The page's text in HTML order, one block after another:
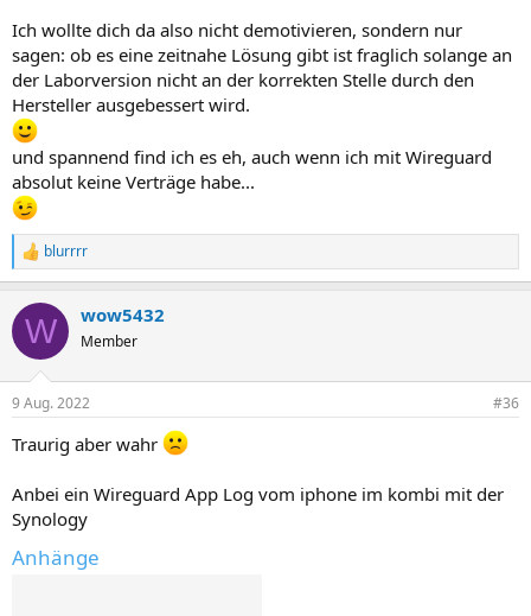
Ich wollte dich da also nicht demotivieren, sondern nur
sagen: ob es eine zeitnahe Lösung gibt ist fraglich solange an
der Laborversion nicht an der korrekten Stelle durch den
Hersteller ausgebessert wird.
und spannend find ich es eh, auch wenn ich mit Wireguard
absolut keine Verträge habe...
R
e
k
i
e
:
blurrrr
W wow5432
Member
9 Aug. 2022 #36
Traurig aber wahr
Anbei ein Wireguard App Log vom iphone im kombi mit der
Synology
Anhänge